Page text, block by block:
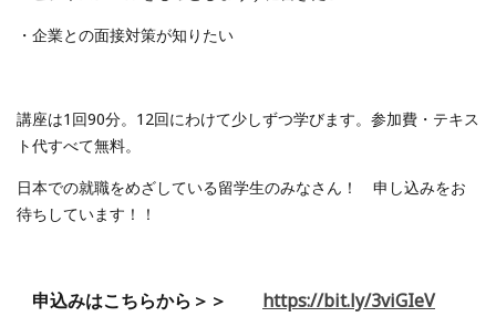
・企業との面接対策が知りたい
講座は1回90分。12回にわけて少しずつ学びます。参加費・テキス
ト代すべて無料。
日本での就職をめざしている留学生のみなさん！ 申し込みをお
待ちしています！！
申込みはこちらから＞＞
https://bit.ly/3viGIeV